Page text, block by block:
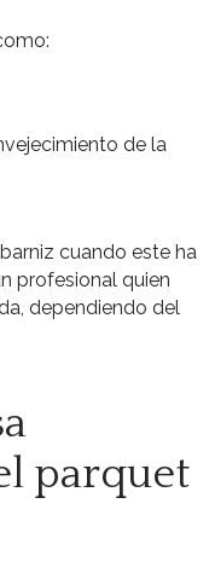
de la
cuando este ha
profesional quien
dependiendo del
parquet